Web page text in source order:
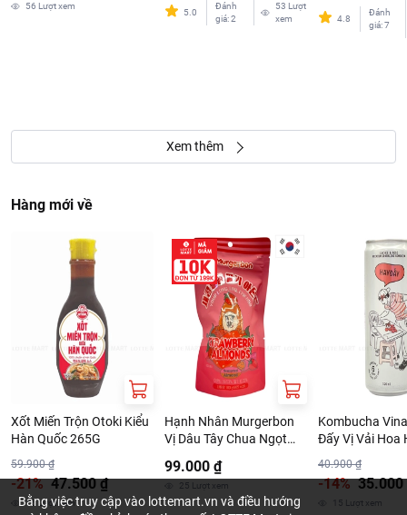
56 Lượt xem
5.0
Đánh
giá:2
53 Lượt
xem
4.8
Đánh
giá:7
Xem thêm
Hàng mới về
Xốt Miến Trộn Otoki Kiểu
Hàn Quốc 265G
59.900 ₫
-21% 47.500 ₫
15Lượt xem
Hạnh Nhân Murgerbon
Vị Dâu Tây Chua Ngọt
99.000 ₫
25 Lượt xem
Kombucha
Đấy Vị Vải Hoa
40.900 ₫
-14% 35.000
15 Lượt xem
Bằng việc truy cập vào lottemart.vn và điều hướng